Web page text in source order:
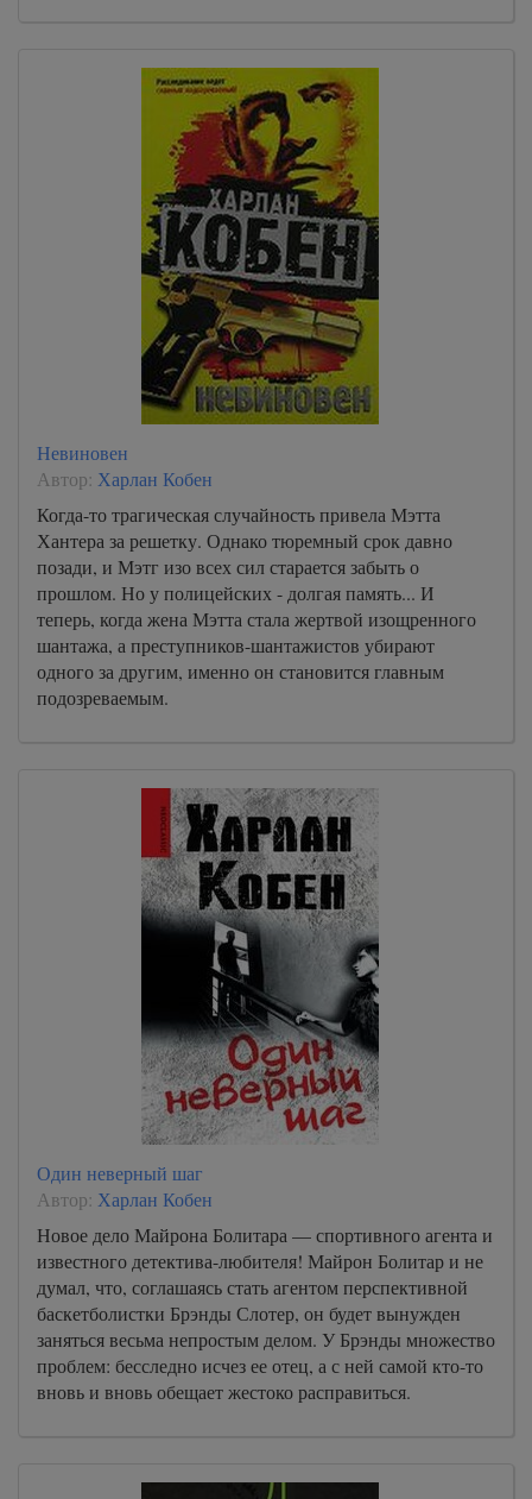
Невиновен
Автор: Харлан Кобен
Когда-то трагическая случайность привела Мэтта
Хантера за решетку. Однако тюремный срок давно
позади, и Мэтг изо всех сил старается забыть о
прошлом. Но у полицейских - долгая память... И
теперь, когда жена Мэтта стала жертвой изощренного
шантажа, а преступников-шантажистов убирают
одного за другим, именно он становится главным
подозреваемым.
Один неверный шаг
Автор: Харлан Кобен
Новое дело Майрона Болитара — спортивного агента и
известного детектива-любителя! Майрон Болитар и не
думал, что, соглашаясь стать агентом перспективной
баскетболистки Брэнды Слотер, он будет вынужден
заняться весьма непростым делом. У Брэнды множество
проблем: бесследно исчез ее отец, а с ней самой кто-то
вновь и вновь обещает жестоко расправиться.